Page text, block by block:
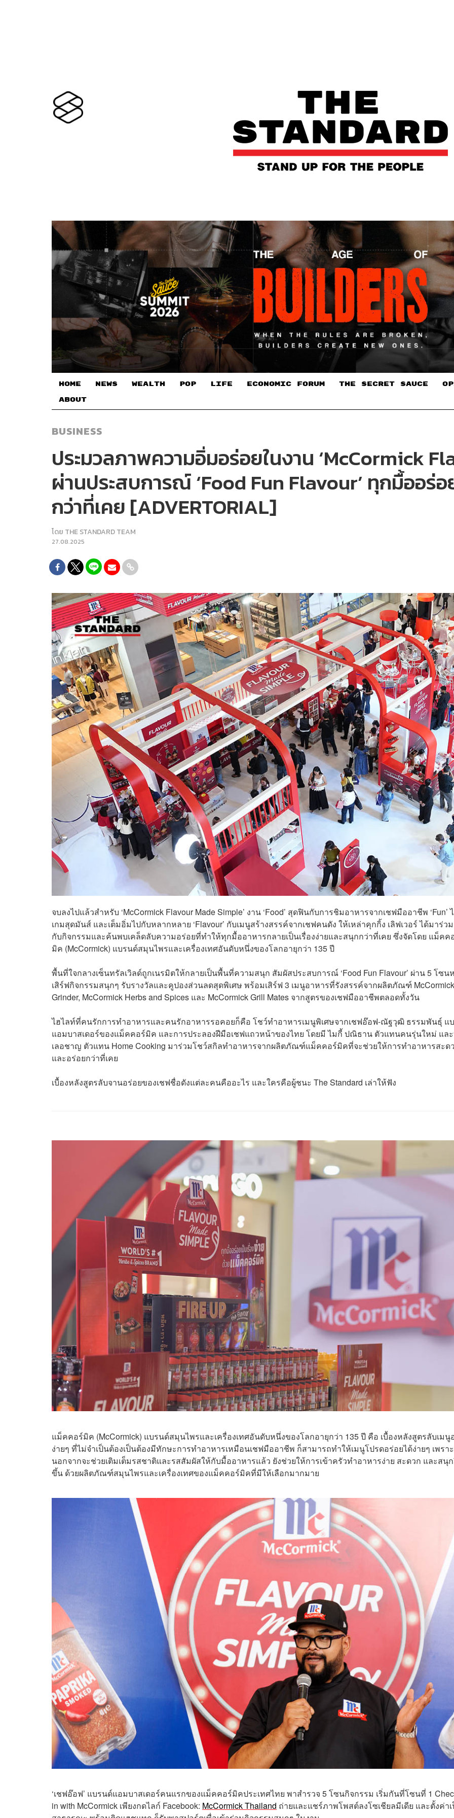
HOME NEWS WEALTH POP LIFE ECONOMIC FORUM THE SECRET SAUCE​
ABOUT
BUSINESS
ประมวลภาพความอิ่มอร่อยในงาน ‘McCormick
ผ่านประสบการณ์ ‘Food Fun Flavour’ ทุกมื้ออร่อ
กว่าที่เคย [ADVERTORIAL]
โดย THE STANDARD TEAM
27.08.2025
จบลงไปแล้วสำหรับ ‘McCormick Flavour Made Simple’ งาน ‘Food’ สุดฟินกับการชิมอาหารจากเชฟมืออาชีพ ‘Fun’
เกมสุดมันส์ และเต็มอิ่มไปกับหลากหลาย ‘Flavour’ กับเมนูสร้างสรรค์จากเชฟคนดัง ให้เหล่าคุกกิ้ง เลิฟเวอร์ ได้มาร่ว
กับกิจกรรมและค้นพบเคล็ดลับความอร่อยที่ทำให้ทุกมื้ออาหารกลายเป็นเรื่องง่ายและสนุกกว่าที่เคย ซึ่งจัดโดย แม็คค
มิค (McCormick) แบรนด์สมุนไพรและเครื่องเทศอันดับหนึ่งของโลกอายุกว่า 135 ปี
พื้นที่ใจกลางเซ็นทรัลเวิลด์ถูกเนรมิตให้กลายเป็นพื้นที่ความสนุก สัมผัสประสบการณ์ ‘Food Fun Flavour’ ผ่าน 5 โซน
เสิร์ฟกิจกรรมสนุกๆ รับรางวัลและคูปองส่วนลดสุดพิเศษ พร้อมเสิร์ฟ 3 เมนูอาหารที่รังสรรค์จากผลิตภัณฑ์ McCormick
Grinder, McCormick Herbs and Spices และ McCormick Grill Mates จากสูตรของเชฟมืออาชีพตลอดทั้งวัน
ไฮไลท์ที่คนรักการทำอาหารและคนรักอาหารรอคอยก็คือ โชว์ทำอาหารเมนูพิเศษจากเชฟอ๊อฟ-ณัฐวุฒิ ธรรมพันธุ์ แ
แอมบาสเดอร์ของแม็คคอร์มิค และการประลองฝีมือเชฟแถวหน้าของไทย โดยมี ไมกี้ ปณิธาน ตัวแทนคนรุ่นใหม่ แล
เลอชาญ ตัวแทน Home Cooking มาร่วมโชว์สกิลทำอาหารจากผลิตภัณฑ์แม็คคอร์มิคที่จะช่วยให้การทำอาหารสะด
และอร่อยกว่าที่เคย
เบื้องหลังสูตรลับจานอร่อยของเชฟชื่อดังแต่ละคนคืออะไร และใครคือผู้ชนะ The Standard เล่าให้ฟัง
แม็คคอร์มิค (McCormick) แบรนด์สมุนไพรและเครื่องเทศอันดับหนึ่งของโลกอายุกว่า 135 ปี คือ เบื้องหลังสูตรลับเมนู
ง่ายๆ ที่ไม่จำเป็นต้องเป็นต้องมีทักษะการทำอาหารเหมือนเชฟมืออาชีพ ก็สามารถทำให้เมนูโปรดอร่อยได้ง่ายๆ เพราะ
นอกจากจะช่วยเติมเต็มรสชาติและรสสัมผัสให้กับมื้ออาหารแล้ว ยังช่วยให้การเข้าครัวทำอาหารง่าย สะดวก และสนุ
ขึ้น ด้วยผลิตภัณฑ์สมุนไพรและเครื่องเทศของแม็คคอร์มิคที่มีให้เลือกมากมาย
‘เชฟอ๊อฟ’ แบรนด์แอมบาสเดอร์คนแรกของแม็คคอร์มิคประเทศไทย พาสำรวจ 5 โซนกิจกรรม เริ่มกันที่โซนที่ 1
in with McCormick เพียงกดไลก์ Facebook: McCormick Thailand ถ่ายและแชร์ภาพโพสต์ลงโซเชียลมีเดีย และตั้งค่า